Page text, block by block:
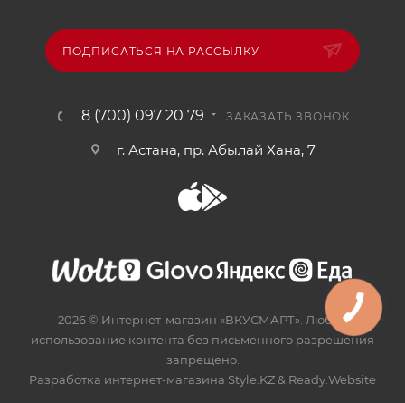
ПОДПИСАТЬСЯ НА РАССЫЛКУ
8 (700) 097 20 79 ЗАКАЗАТЬ ЗВОНОК
г. Астана, пр. Абылай Хана, 7
2026 © Интернет-магазин «ВКУСМАРТ». Любое
использование контента без письменного разрешения
запрещено.
Разработка интернет-магазина Style.KZ& Ready.Website